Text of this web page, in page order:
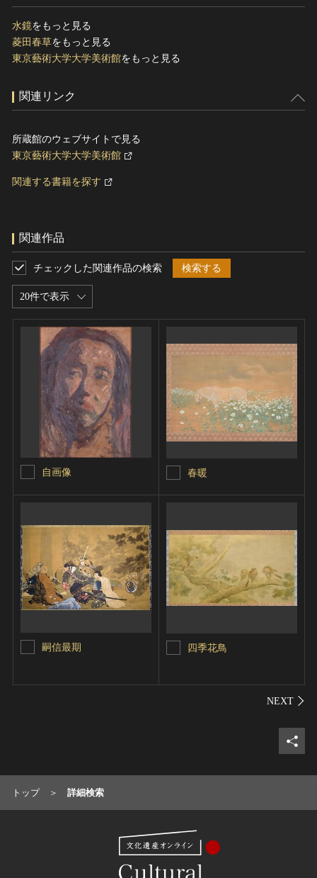
水鏡をもっと見る
菱田春草をもっと見る
東京藝術大学大学美術館をもっと見る
関連リンク
所蔵館のウェブサイトで見る
東京藝術大学大学美術館
関連する書籍を探す
関連作品
20件で表示
チェックした関連作品の検索 検索する
自画像 春暖
嗣信最期 四季花鳥
シェ
トップ 詳細検索